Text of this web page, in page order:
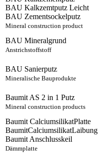
BAU Kalkzemtputz Leicht
BAU Zementsockelputz
Mineral construction product
BAU Mineralgrund
Anstrichstoffstoff
BAU Sanierputz
Mineralische Bauprodukte
Baumit AS 2 in 1 Putz
Mineral construction products
Baumit CalciumsilikatPlatte
BaumitCalciumsilikatLaibung
Baumit Anschlusskeil
Dämmplatte